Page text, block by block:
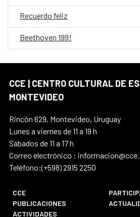
Recuerdo feliz
Beethoven 199!
CCE | CENTRO CULTURAL DE
MONTEVIDEO
Rincón 629, Montevideo, Uruguay
Lunes a viernes de 11 a 19 h
Sábados de 11 a 17 h
Correo electrónico :
Teléfono:(+598) 2915 2250
CCE
PUBLICACIONES
ACTIVIDADES